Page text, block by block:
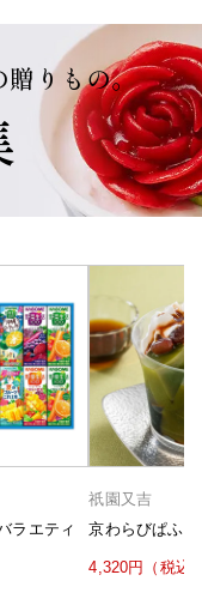
贈りもの。
ラエティ
祇園又吉
京わらびぱふ
4,320円（税込